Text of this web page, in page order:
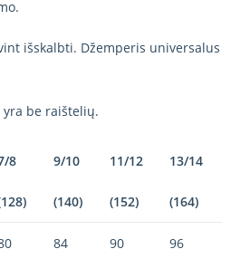
išskalbti. Džemperis universalus
be raištelių.
8 9/10
(140)
11/12
(152)
13/14
(164)
84 90 96